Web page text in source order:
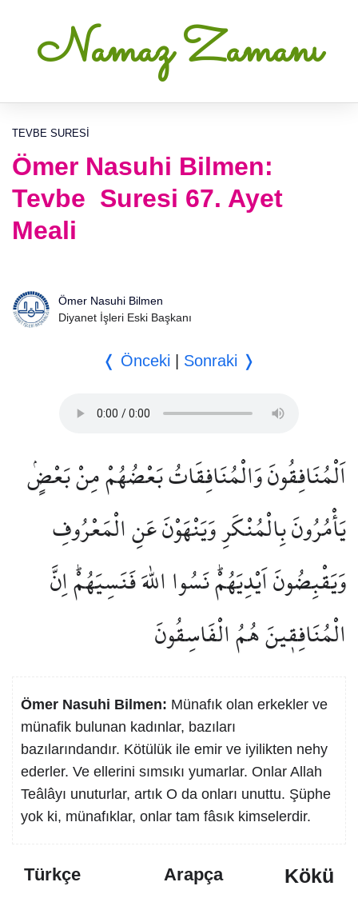
Namaz Zamanı
TEVBE SURESI
Ömer Nasuhi Bilmen:
Tevbe Suresi 67. Ayet
Meali
Ömer Nasuhi Bilmen
Diyanet İşleri Eski Başkanı
❬ Önceki Sonraki ❭
اَلْمُنَافِقُونَ وَالْمُنَافِقَاتُ بَعْضُهُمْ مِنْ بَعْضٍۢ
يَأْمُرُونَ بِالْمُنْكَرِ وَيَنْهَوْنَ عَنِ الْمَعْرُوفِ
وَيَقْبِضُونَ اَيْدِيَهُمْۜ نَسُوا اللّٰهَ فَنَسِيَهُمْۜ اِنَّ
الْمُنَافِق۪ينَ هُمُ الْفَاسِقُونَ
Ömer Nasuhi Bilmen: Münafık olan erkekler ve
münafik bulunan kadınlar, bazıları
bazılarındandır. Kötülük ile emir ve iyilikten nehy
ederler. Ve ellerini sımsıkı yumarlar. Onlar Allah
Teâlâyı unuturlar, artık O da onları unuttu. Şüphe
yok ki, münafıklar, onlar tam fâsık kimselerdir.
Türkçe Arapça Kökü